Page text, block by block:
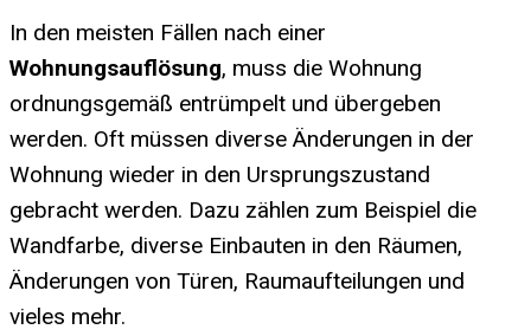
In den meisten Fällen nach einer
Wohnungsauflösung, muss die Wohnung
ordnungsgemäß entrümpelt und übergeben
werden. Oft müssen diverse Änderungen in der
Wohnung wieder in den Ursprungszustand
gebracht werden. Dazu zählen zum Beispiel die
Wandfarbe, diverse Einbauten in den Räumen,
Änderungen von Türen, Raumaufteilungen und
vieles mehr.